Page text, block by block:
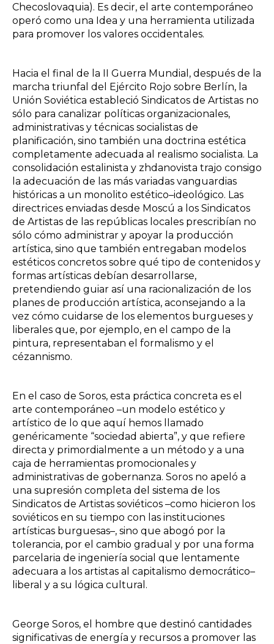
Checoslovaquia). Es decir, el arte contemporáneo
operó como una Idea y una herramienta utilizada
para promover los valores occidentales.
Hacia el final de la II Guerra Mundial, después de la
marcha triunfal del Ejército Rojo sobre Berlín, la
Unión Soviética estableció Sindicatos de Artistas no
sólo para canalizar políticas organizacionales,
administrativas y técnicas socialistas de
planificación, sino también una doctrina estética
completamente adecuada al realismo socialista. La
consolidación estalinista y zhdanovista trajo consigo
la adecuación de las más variadas vanguardias
históricas a un monolito estético–ideológico. Las
directrices enviadas desde Moscú a los Sindicatos
de Artistas de las repúblicas locales prescribían no
sólo cómo administrar y apoyar la producción
artística, sino que también entregaban modelos
estéticos concretos sobre qué tipo de contenidos y
formas artísticas debían desarrollarse,
pretendiendo guiar así una racionalización de los
planes de producción artística, aconsejando a la
vez cómo cuidarse de los elementos burgueses y
liberales que, por ejemplo, en el campo de la
pintura, representaban el formalismo y el
cézannismo.
En el caso de Soros, esta práctica concreta es el
arte contemporáneo –un modelo estético y
artístico de lo que aquí hemos llamado
genéricamente “sociedad abierta”, y que refiere
directa y primordialmente a un método y a una
caja de herramientas promocionales y
administrativas de gobernanza. Soros no apeló a
una supresión completa del sistema de los
Sindicatos de Artistas soviéticos –como hicieron los
soviéticos en su tiempo con las instituciones
artísticas burguesas–, sino que abogó por la
tolerancia, por el cambio gradual y por una forma
parcelaria de ingeniería social que lentamente
adecuara a los artistas al capitalismo democrático–
liberal y a su lógica cultural.
George Soros, el hombre que destinó cantidades
significativas de energía y recursos a promover las